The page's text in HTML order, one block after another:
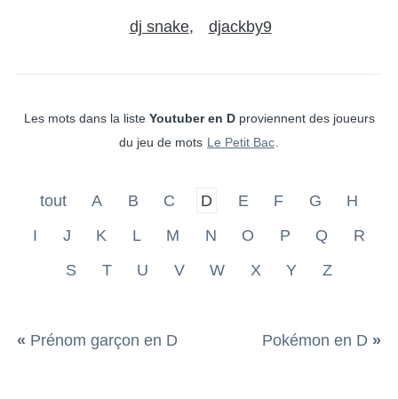
dj snake djackby9
Les mots dans la liste Youtuber en Dproviennent des joueurs
du jeu de mots Le Petit Bac
tout A B C D E F G
H
I
J K L M N O P Q
R
S
T U V W X Y Z
« Prénom garçon en D Pokémon en D »